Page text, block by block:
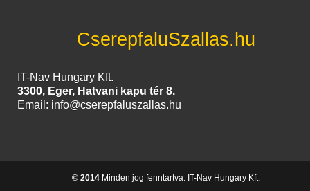
CserepfaluSzallas.hu
IT-Nav Hungary Kft.
3300, Eger, Hatvani kapu tér 8.
Email: info@cserepfaluszallas.hu
© 2014 Minden jog fenntartva. IT-Nav Hungary Kft.